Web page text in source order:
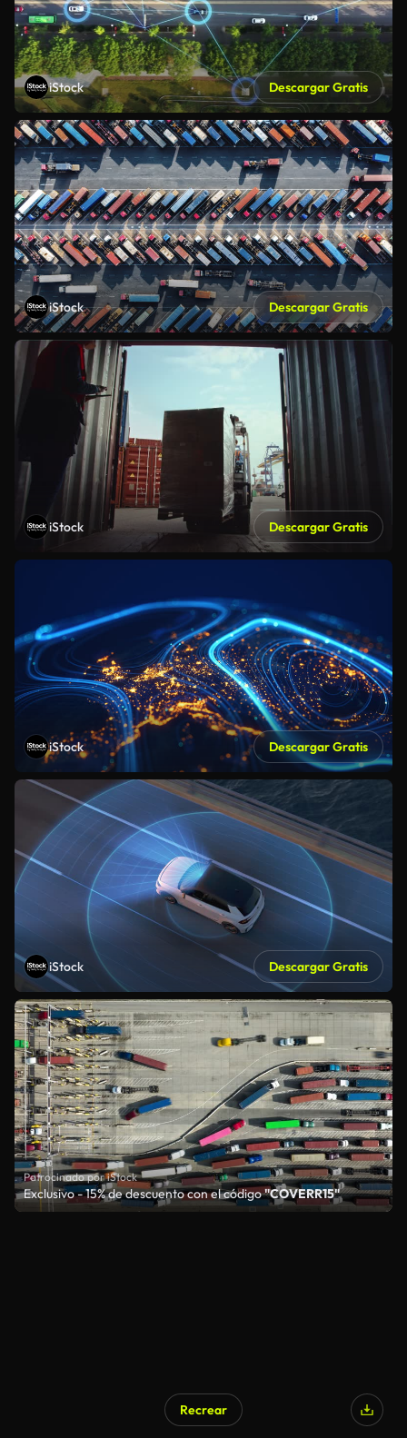
iStock Descargar Gratis
iStock Descargar Gratis
iStock Descargar Gratis
iStock Descargar Gratis
iStock Descargar Gratis
Patrocinado por iStock
Exclusivo - 15% de descuento con el código"COVERR15"
Recrear